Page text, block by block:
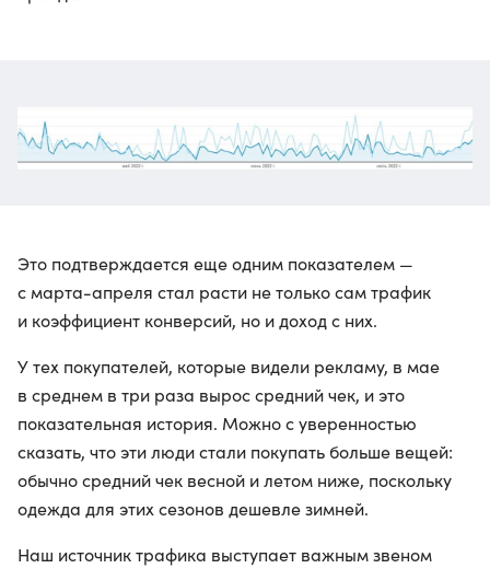
Это подтверждается еще одним показателем —
с марта-апреля стал расти не только сам трафик
и коэффициент конверсий, но и доход с них.
У тех покупателей, которые видели рекламу, в мае
в среднем в три раза вырос средний чек, и это
показательная история. Можно с уверенностью
сказать, что эти люди стали покупать больше вещей:
обычно средний чек весной и летом ниже, поскольку
одежда для этих сезонов дешевле зимней.
Наш источник трафика выступает важным звеном